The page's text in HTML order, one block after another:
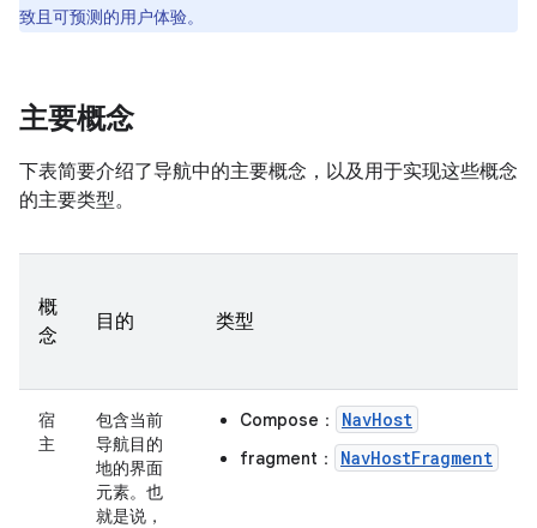
致且可预测的用户体验。
主要概念
下表简要介绍了导航中的主要概念，以及用于实现这些概念
的主要类型。
概
念
目的 类型
宿
主
包含当前
导航目的
地的界面
元素。也
就是说，
Compose ： NavHost
fragment ： NavHostFragment